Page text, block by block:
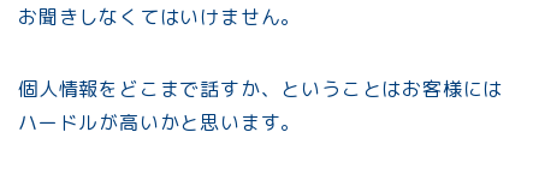
お聞きしなくてはいけません。
個人情報をどこまで話すか、ということはお客様には
ハードルが高いかと思います。